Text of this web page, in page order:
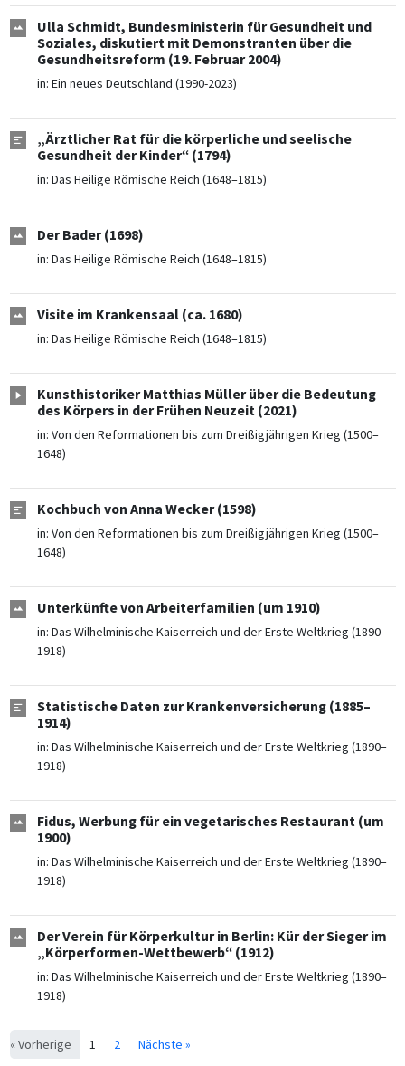
Ulla Schmidt, Bundesministerin für Gesundheit und
Soziales, diskutiert mit Demonstranten über die
Gesundheitsreform (19. Februar 2004)
in: Ein neues Deutschland (1990-2023)
„Ärztlicher Rat für die körperliche und seelische
Gesundheit der Kinder“ (1794)
in: Das Heilige Römische Reich (1648–1815)
Der Bader (1698)
in: Das Heilige Römische Reich (1648–1815)
Visite im Krankensaal (ca. 1680)
in: Das Heilige Römische Reich (1648–1815)
Kunsthistoriker Matthias Müller über die Bedeutung
des Körpers in der Frühen Neuzeit (2021)
in: Von den Reformationen bis zum Dreißigjährigen Krieg (1500–
1648)
Kochbuch von Anna Wecker (1598)
in: Von den Reformationen bis zum Dreißigjährigen Krieg (1500–
1648)
Unterkünfte von Arbeiterfamilien (um 1910)
in: Das Wilhelminische Kaiserreich und der Erste Weltkrieg (1890–
1918)
Statistische Daten zur Krankenversicherung (1885–
1914)
in: Das Wilhelminische Kaiserreich und der Erste Weltkrieg (1890–
1918)
Fidus, Werbung für ein vegetarisches Restaurant (um
1900)
in: Das Wilhelminische Kaiserreich und der Erste Weltkrieg (1890–
1918)
Der Verein für Körperkultur in Berlin: Kür der Sieger im
„Körperformen-Wettbewerb“ (1912)
in: Das Wilhelminische Kaiserreich und der Erste Weltkrieg (1890–
1918)
« Vorherige 1 2 Nächste »